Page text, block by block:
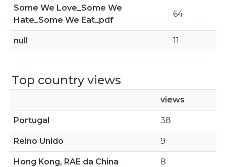
Some We Love_Some We
Hate_Some We Eat_pdf
64
null 11
Top country views
views
Portugal 38
Reino Unido 9
Hong Kong, RAE da China 8